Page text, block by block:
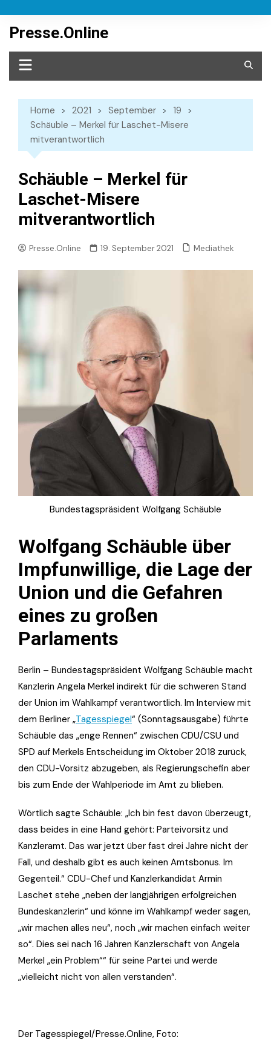
content
Presse.Online
Home 2021 September
19
Schäuble – Merkel für Laschet-Misere
mitverantwortlich
Schäuble – Merkel für
Laschet-Misere
mitverantwortlich
Presse.Online 19. September 2021 Mediathek
Bundestagspräsident Wolfgang Schäuble
Wolfgang Schäuble über
Impfunwillige, die Lage der
Union und die Gefahren
eines zu großen
Parlaments
Berlin – Bundestagspräsident Wolfgang Schäuble macht
Kanzlerin Angela Merkel indirekt für die schweren Stand
der Union im Wahlkampf verantwortlich. Im Interview mit
dem Berliner „Tagesspiegel“ (Sonntagsausgabe) führte
Schäuble das „enge Rennen“ zwischen CDU/CSU und
SPD auf Merkels Entscheidung im Oktober 2018 zurück,
den CDU-Vorsitz abzugeben, als Regierungschefin aber
bis zum Ende der Wahlperiode im Amt zu blieben.
Wörtlich sagte Schäuble: „Ich bin fest davon überzeugt,
dass beides in eine Hand gehört: Parteivorsitz und
Kanzleramt. Das war jetzt über fast drei Jahre nicht der
Fall, und deshalb gibt es auch keinen Amtsbonus. Im
Gegenteil.“ CDU-Chef und Kanzlerkandidat Armin
Laschet stehe „neben der langjährigen erfolgreichen
Bundeskanzlerin“ und könne im Wahlkampf weder sagen,
„wir machen alles neu“, noch „wir machen einfach weiter
so“. Dies sei nach 16 Jahren Kanzlerschaft von Angela
Merkel „ein Problem““ für seine Partei und werde
„vielleicht nicht von allen verstanden“.
Der Tagesspiegel/Presse.Online, Foto: